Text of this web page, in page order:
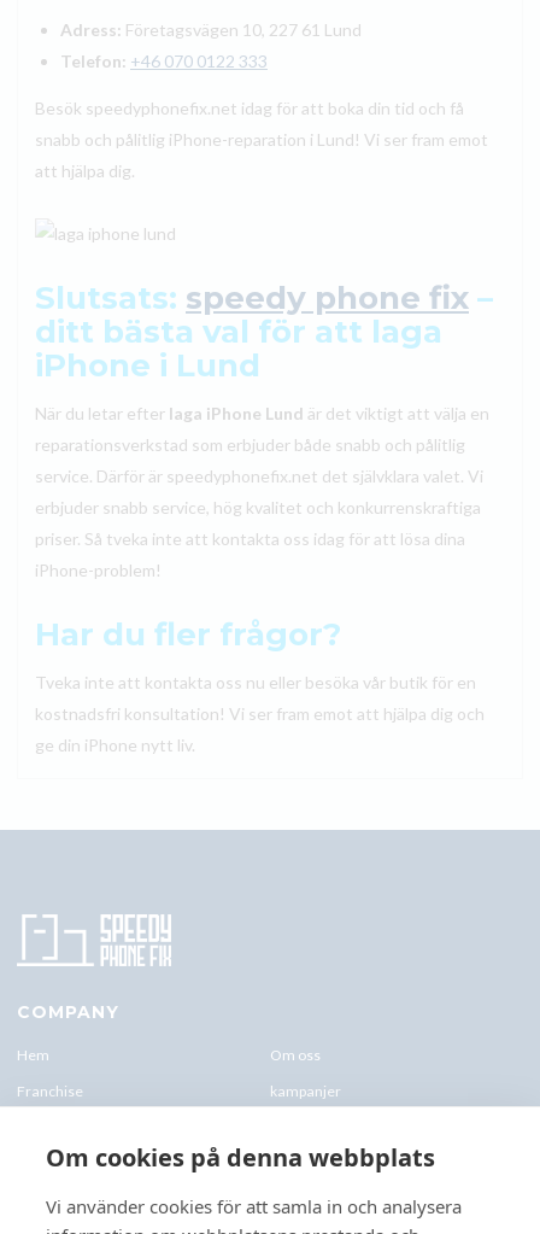
Adress: Företagsvägen 10, 227 61 Lund
Telefon: +46 070 0122 333
Besök speedyphonefix.net idag för att boka din tid och få
snabb och pålitlig iPhone-reparation i Lund! Vi ser fram emot
att hjälpa dig.
Slutsats: speedy phone fix –
ditt bästa val för att laga
iPhone i Lund
När du letar efter laga iPhone Lund är det viktigt att välja en
reparationsverkstad som erbjuder både snabb och pålitlig
service. Därför är speedyphonefix.net det självklara valet. Vi
erbjuder snabb service, hög kvalitet och konkurrenskraftiga
priser. Så tveka inte att kontakta oss idag för att lösa dina
iPhone-problem!
Har du fler frågor?
Tveka inte att kontakta oss nu eller besöka vår butik för en
kostnadsfri konsultation! Vi ser fram emot att hjälpa dig och
ge din iPhone nytt liv.
COMPANY
Hem Om oss
Franchise kampanjer
Företagskund & Utbildning FAQs
Om cookies på denna webbplats
Vi använder cookies för att samla in och analysera